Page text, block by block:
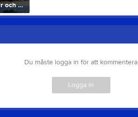
Trippla guld, ett silver och ett brons vid USM 16-17 åringar
Du måste logga in för att kommentera
Logga in